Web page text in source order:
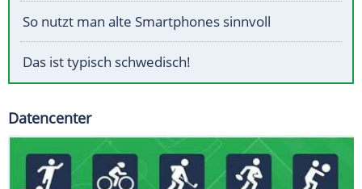
So nutzt man alte Smartphones sinnvoll
Das ist typisch schwedisch!
Datencenter